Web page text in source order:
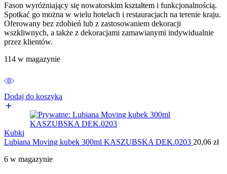
Fason wyróżniający się nowatorskim kształtem i funkcjonalnością.
Spotkać go można w wielu hotelach i restauracjach na terenie kraju.
Oferowany bez zdobień lub z zastosowaniem dekoracji
wszkliwnych, a także z dekoracjami zamawianymi indywidualnie
przez klientów.
114 w magazynie
Dodaj do koszyka
Kubki
Lubiana Moving kubek 300ml KASZUBSKA DEK.0203 20,06 zł
6 w magazynie